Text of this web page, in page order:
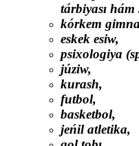
tárbiyası hám
kórkem
eskek esiw,
psixologiya
júziw,
kurash,
futbol,
basketbol,
jeńil atletika,